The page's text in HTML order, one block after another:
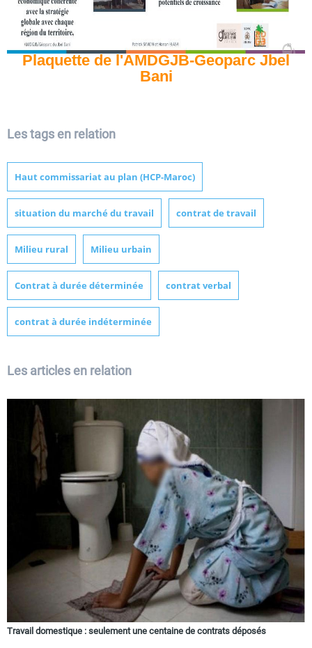
Plaquette de l'AMDGJB-Geoparc Jbel
Bani
Les tags en relation
Haut commissariat au plan (HCP-Maroc)
situation du marché du travail contrat de travail
Milieu rural Milieu urbain
Contrat à durée déterminée contrat verbal
contrat à durée indéterminée
Les articles en relation
Travail domestique : seulement une centaine de contrats déposés